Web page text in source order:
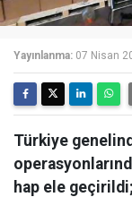
Yayınlanma: 07 Nisan
Türkiye
hap ele